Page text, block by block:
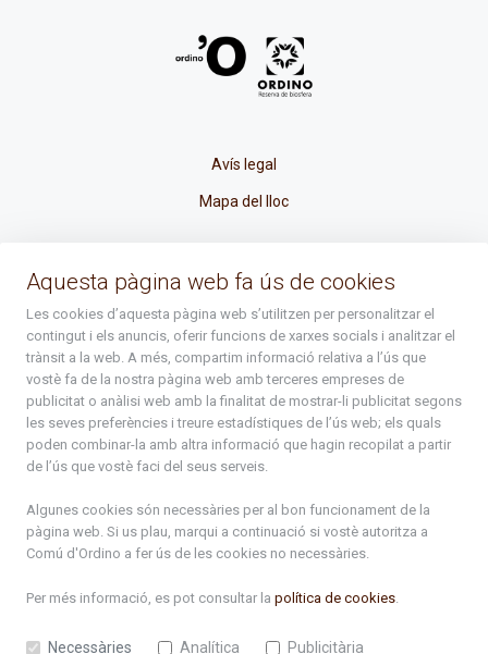
Avís legal
Mapa del lloc
atenciociutadana@ordino.ad
+376 878 100
De Dl. a Dv. : de 8 a 16h (els divendres a partir de l'1 de juny
fins al divendres de la setmana de Meritxell : de 8 a 14h)
Rep tota l'actualitat del Comú d'Ordino en el teu correu
Subscriu-te
Aquesta pàgina web fa ús de cookies
Les cookies d’aquesta pàgina web s’utilitzen per personalitzar el
contingut i els anuncis, oferir funcions de xarxes socials i analitzar el
trànsit a la web. A més, compartim informació relativa a l’ús que
vostè fa de la nostra pàgina web amb terceres empreses de
publicitat o anàlisi web amb la finalitat de mostrar-li publicitat segons
les seves preferències i treure estadístiques de l’ús web; els quals
poden combinar-la amb altra informació que hagin recopilat a partir
de l’ús que vostè faci del seus serveis.
Algunes cookies són necessàries per al bon funcionament de la
pàgina web. Si us plau, marqui a continuació si vostè autoritza a
Comú d'Ordino a fer ús de les cookies no necessàries.
Per més informació, es pot consultar la política de cookies.
Necessàries Analítica Publicitària